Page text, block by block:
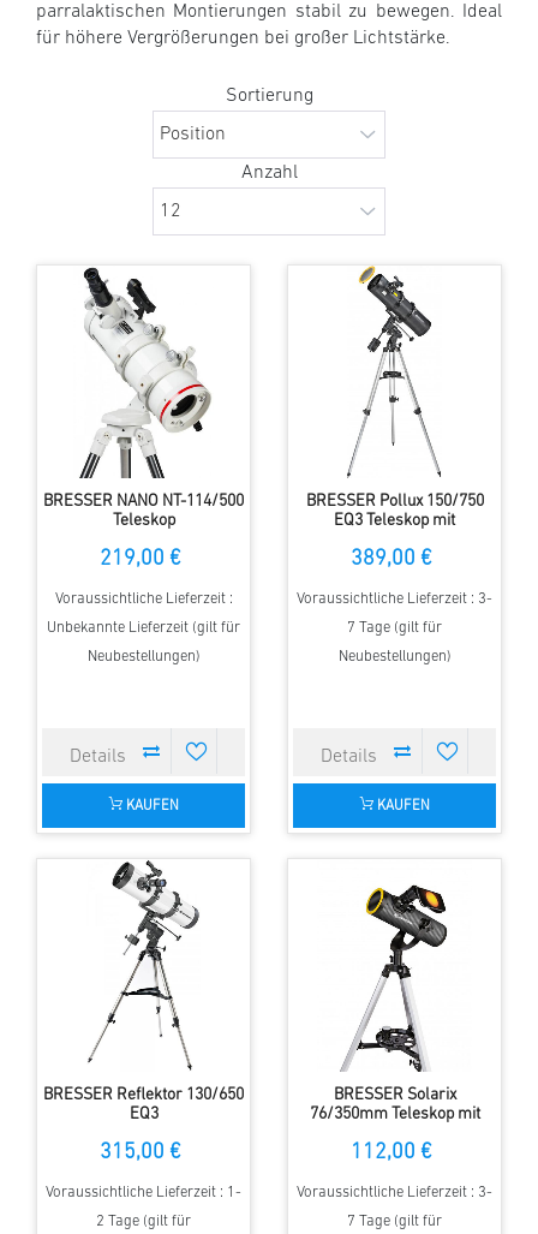
parralaktischen Montierungen stabil zu bewegen. Ideal
für höhere Vergrößerungen bei großer Lichtstärke.
Sortierung
Anzahl
BRESSER NANO NT-114/500
Teleskop
219,00 €
Voraussichtliche Lieferzeit :
Unbekannte Lieferzeit (gilt für
Neubestellungen)
KAUFEN
BRESSER Pollux 150/750
EQ3 Teleskop mit
389,00 €
Voraussichtliche Lieferzeit : 3-
7 Tage (gilt für
Neubestellungen)
KAUFEN
BRESSER Reflektor 130/650
EQ3
315,00 €
Voraussichtliche Lieferzeit : 1-
2 Tage (gilt für
BRESSER Solarix
76/350mm Teleskop mit
112,00 €
Voraussichtliche Lieferzeit : 3-
7 Tage (gilt für